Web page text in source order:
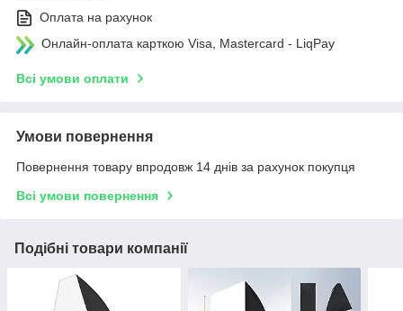
Оплата на рахунок
Онлайн-оплата карткою Visa, Mastercard - LiqPay
Всі умови оплати
Умови повернення
Повернення товару впродовж 14 днів за рахунок покупця
Всі умови повернення
Подібні товари компанії